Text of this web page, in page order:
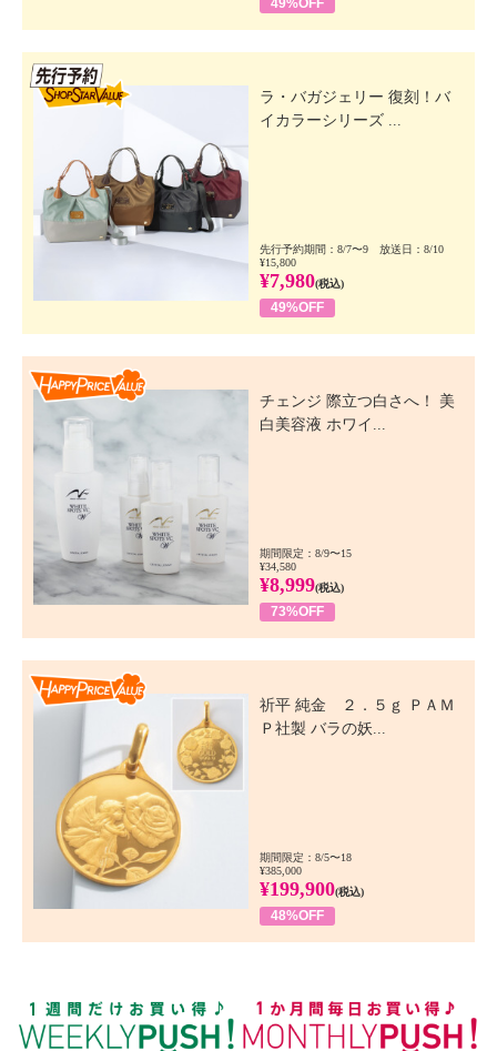
49%OFF
ラ・バガジェリー 復刻！バ
イカラーシリーズ ...
先行予約期間：8/7〜9 放送日：8/10
¥15,800
¥7,980(税込)
49%OFF
チェンジ 際立つ白さへ！ 美
白美容液 ホワイ...
期間限定：8/9〜15
¥34,580
¥8,999(税込)
73%OFF
祈平 純金 ２．５ｇ ＰＡＭ
Ｐ社製 バラの妖...
期間限定：8/5〜18
¥385,000
¥199,900(税込)
48%OFF